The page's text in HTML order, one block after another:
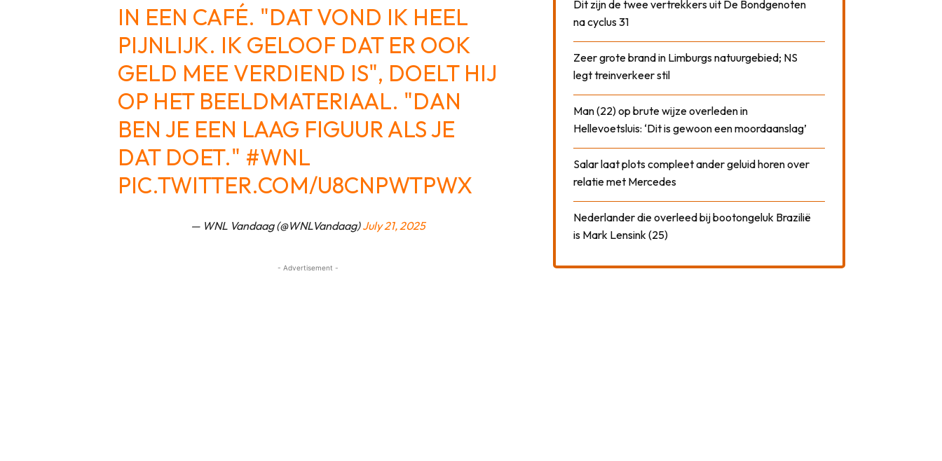
IN EEN CAFÉ. "DAT VOND IK HEEL
PIJNLIJK. IK GELOOF DAT ER OOK
GELD MEE VERDIEND IS", DOELT HIJ
OP HET BEELDMATERIAAL. "DAN
BEN JE EEN LAAG FIGUUR ALS JE
DAT DOET." #WNL
PIC.TWITTER.COM/U8CNPWTPWX
— WNL Vandaag (@WNLVandaag)July 21, 2025
- Advertisement -
Dit zijn de twee vertrekkers uit De Bondgenoten
na cyclus 31
Zeer grote brand in Limburgs natuurgebied; NS
legt treinverkeer stil
Man (22) op brute wijze overleden in
Hellevoetsluis: ‘Dit is gewoon een moordaanslag’
Salar laat plots compleet ander geluid horen over
relatie met Mercedes
Nederlander die overleed bij bootongeluk Brazilië
is Mark Lensink (25)